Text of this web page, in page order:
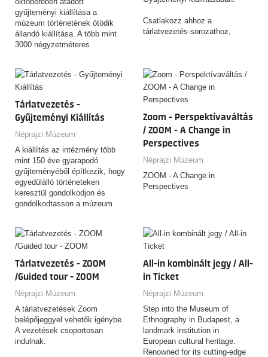
2026.11.27. - osztályoknak
2026.12.04. - családoknak
gyűjteményi kiállítása a
múzeum történetének ötödik
állandó kiállítása. A több mint
3000 négyzetméteres
egységben csaknem 3600
műtárggyal találkozhatnak a
látogatók.
Csatlakozz ahhoz a
tárlatvezetés-sorozathoz,
a 153 éves Néprajzi Múzeum
rejtett történeteit és
érdekességeit ismerheted
meg!
FONTOS! Az egyes alkalmak
kölünböző témákban kínálnak
tárlatvezetést. Erről alább
tájékozódhat!
Tárlatvezetés -
Gyűjteményi Kiállítás
Néprajzi Múzeum
A kiállítás az intézmény több
mint 150 éve gyarapodó
gyűjteményéből építkezik, hogy
egyedülálló történeteken
keresztül gondolkodjon és
gondolkodtasson a múzeum
által őrzött tudásról.
Zoom - Perspektívaváltás
/ ZOOM - A Change in
Perspectives
Néprajzi Múzeum
ZOOM - A Change in
Perspectives
Tárlatvezetés - ZOOM
/Guided tour - ZOOM
Néprajzi Múzeum
A tárlatvezetések Zoom
belépőjeggyel vehetők igénybe.
A vezetések csoportosan
indulnak.
All-in kombinált jegy / All-
in Ticket
Néprajzi Múzeum
Step into the Museum of
Ethnography in Budapest, a
landmark institution in
European cultural heritage.
Renowned for its cutting-edge